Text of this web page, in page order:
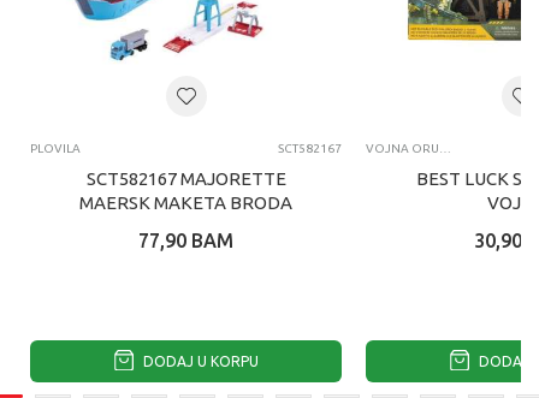
PLOVILA SCT582167
SCT582167 MAJORETTE
MAERSK MAKETA BRODA
77,90 BAM
DODAJ U KORPU
BEST LUCK
30,90
DODAJ